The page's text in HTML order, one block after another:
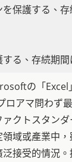
保護する、
る、存続期
の「Excel
アマ問わず
クトスタンダ
域或產業中
接受的情況